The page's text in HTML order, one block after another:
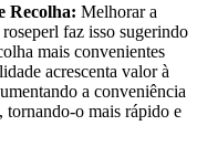
Recolha: Melhorar a
faz isso sugerindo
mais convenientes
acrescenta valor à
a conveniência
tornando-o mais rápido e